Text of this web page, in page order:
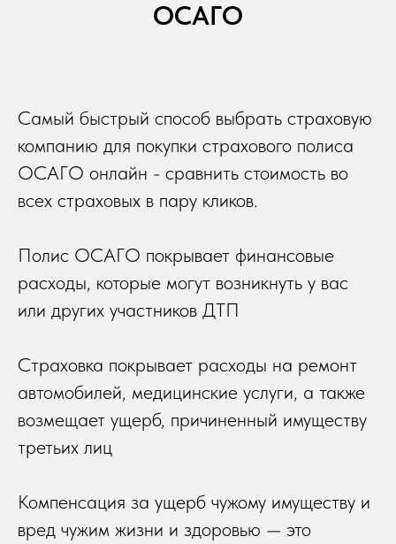
ОСАГО
Самый быстрый способ выбрать страховую
компанию для покупки страхового полиса
ОСАГО онлайн - сравнить стоимость во
всех страховых в пару кликов.
Полис ОСАГО покрывает финансовые
расходы, которые могут возникнуть у вас
или других участников ДТП
Страховка покрывает расходы на ремонт
автомобилей, медицинские услуги, а также
возмещает ущерб, причиненный имуществу
третьих лиц
Компенсация за ущерб чужому имуществу и
вред чужим жизни и здоровью — это